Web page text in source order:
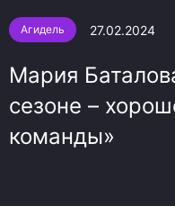
Агидель 27.02.2024
Мария
сезоне –
команды»